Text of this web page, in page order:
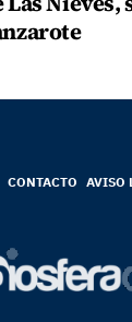
CONTACTO AVISO